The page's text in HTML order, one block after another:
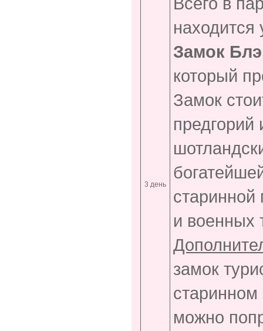
3 день
Замок
который
Замок
предгорий
старинной
и военных
замок
можно